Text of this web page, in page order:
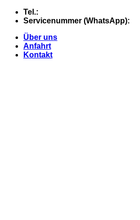
Skip
Tel.:
Servicenummer (WhatsApp):
Über uns
Anfahrt
Kontakt